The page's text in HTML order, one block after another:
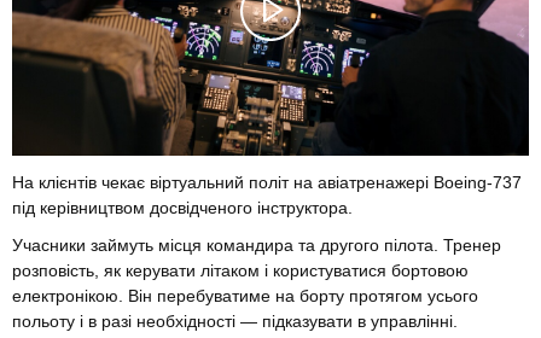
На клієнтів чекає віртуальний політ на авіатренажері Boeing-737
під керівництвом досвідченого інструктора.
Учасники займуть місця командира та другого пілота. Тренер
розповість, як керувати літаком і користуватися бортовою
електронікою. Він перебуватиме на борту протягом усього
польоту і в разі необхідності — підказувати в управлінні.